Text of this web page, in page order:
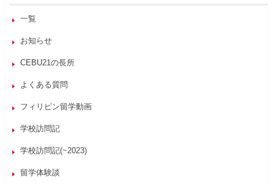
一覧
お知らせ
CEBU21の長所
よくある質問
フィリピン留学動画
学校訪問記
学校訪問記(~2023)
留学体験談